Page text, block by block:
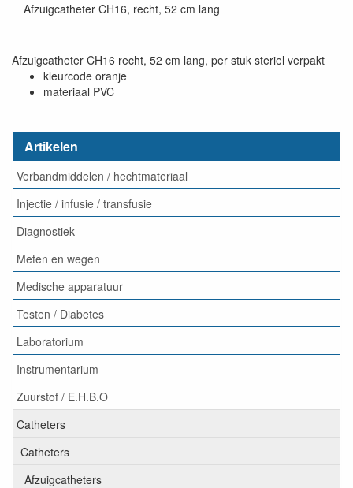
Afzuigcatheter CH16, recht, 52 cm lang
Afzuigcatheter CH16 recht, 52 cm lang, per stuk steriel verpakt
kleurcode oranje
materiaal PVC
Artikelen
Verbandmiddelen / hechtmateriaal
Injectie / infusie / transfusie
Diagnostiek
Meten en wegen
Medische apparatuur
Testen / Diabetes
Laboratorium
Instrumentarium
Zuurstof / E.H.B.O
Catheters
Catheters
Afzuigcatheters